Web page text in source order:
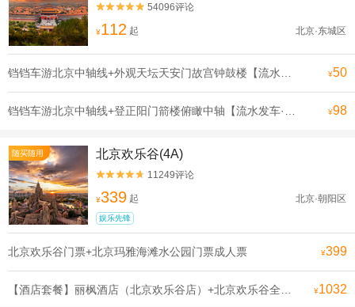

 54096评论
¥112 起 北京·东城区
¥50
¥98
随买随用 北京欢乐谷(4A)

 11249评论
¥339 起 北京·朝阳区
娱乐先锋
北京欢乐谷门票+北京玛雅海滩水公园门票成人票 ¥399
¥1032